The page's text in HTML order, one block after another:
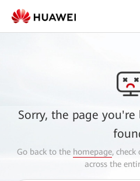
Sorry, the page
Go back to the homepage, check
across the